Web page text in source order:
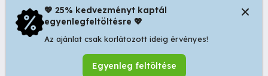
© 2026 Startapró S.R.L. | Bulevardul Dacia nr 34, Oradea
💖 25% kedvezményt kaptál
egyenlegfeltöltésre 💖
Az ajánlat csak korlátozott ideig érvényes!
Egyenleg feltöltése